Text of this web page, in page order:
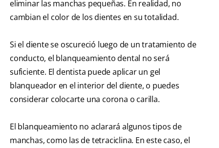
eliminar las manchas pequeñas. En realidad, no
cambian el color de los dientes en su totalidad.
Si el diente se oscureció luego de un tratamiento de
conducto, el blanqueamiento dental no será
suficiente. El dentista puede aplicar un gel
blanqueador en el interior del diente, o puedes
considerar colocarte una corona o carilla.
El blanqueamiento no aclarará algunos tipos de
manchas, como las de tetraciclina. En este caso, el